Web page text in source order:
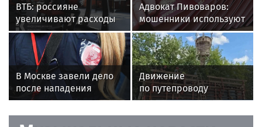
ВТБ: россияне
увеличивают расходы
на спорт и здоровый
образ жизни
Адвокат Пивоваров:
мошенники используют
фейковые вакансии
для кражи паспортных
данных
В Москве завели дело
после нападения
пассажирки
Движение
по путепроводу
на Октябрьском